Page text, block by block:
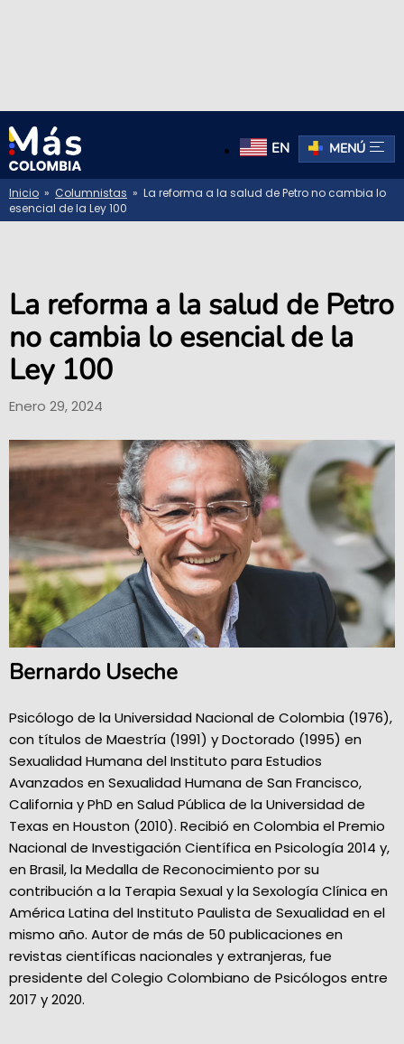
EN MENÚ
Inicio » Columnistas » La reforma a la salud de Petro no cambia lo
esencial de la Ley 100
La reforma a la salud de Petro
no cambia lo esencial de la
Ley 100
Enero 29, 2024
Bernardo Useche
Psicólogo de la Universidad Nacional de Colombia (1976),
con títulos de Maestría (1991) y Doctorado (1995) en
Sexualidad Humana del Instituto para Estudios
Avanzados en Sexualidad Humana de San Francisco,
California y PhD en Salud Pública de la Universidad de
Texas en Houston (2010). Recibió en Colombia el Premio
Nacional de Investigación Científica en Psicología 2014 y,
en Brasil, la Medalla de Reconocimiento por su
contribución a la Terapia Sexual y la Sexología Clínica en
América Latina del Instituto Paulista de Sexualidad en el
mismo año. Autor de más de 50 publicaciones en
revistas científicas nacionales y extranjeras, fue
presidente del Colegio Colombiano de Psicólogos entre
2017 y 2020.